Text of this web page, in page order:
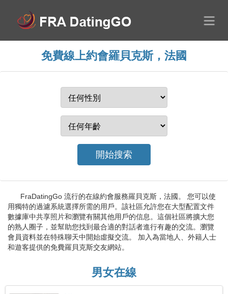
免費線上約會羅貝克斯，法國
FraDatingGo 流行的在線約會服務羅貝克斯，法國。 您可以使
用獨特的過濾系統選擇所需的用戶。該社區允許您在大型配置文件
數據庫中共享照片和瀏覽有關其他用戶的信息。這個社區將擴大您
的熟人圈子，並幫助您找到最合適的對話者進行有趣的交流。瀏覽
會員資料並在特殊聊天中開始虛擬交流。 加入為當地人、外籍人士
和遊客提供的免費羅貝克斯交友網站。
男女在線